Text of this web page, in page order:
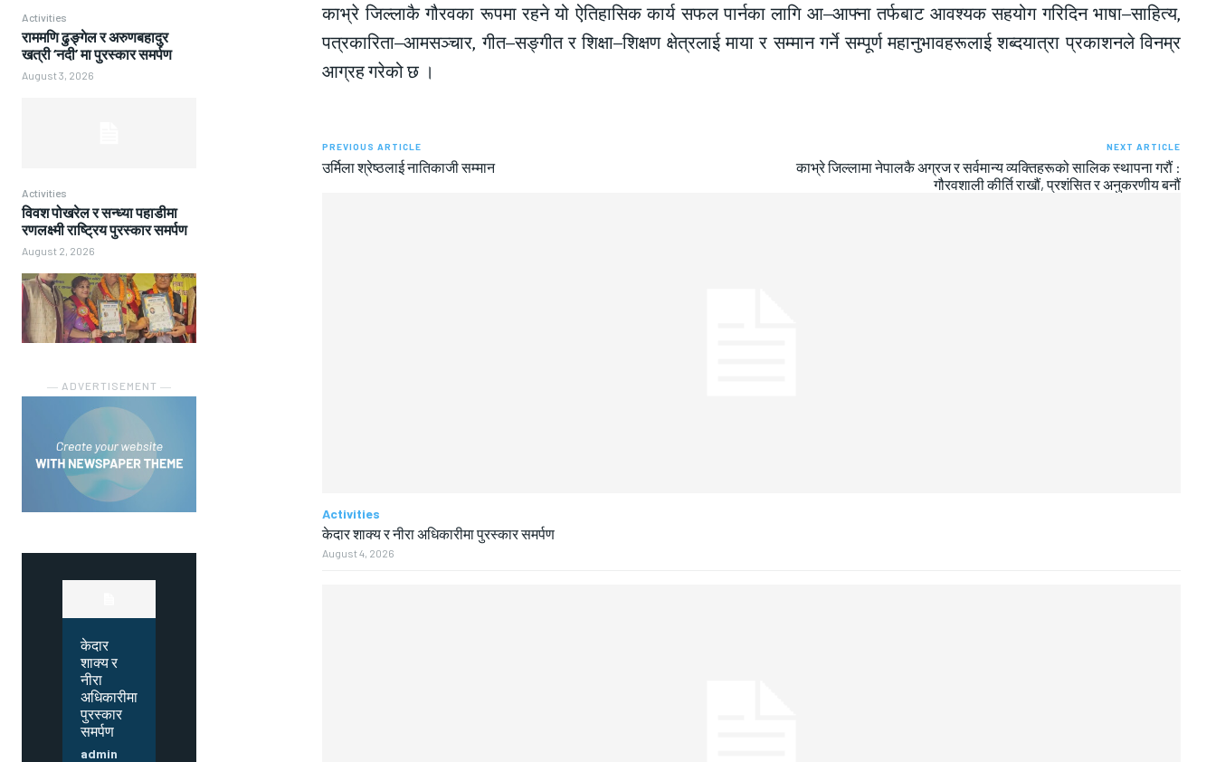
Activities
राममणि ढुङ्गेल र अरुणबहादुर
खत्री ‘नदी’ मा पुरस्कार समर्पण
August 3, 2026
Activities
विवश पोखरेल र सन्ध्या पहाडीमा
रणलक्ष्मी राष्ट्रिय पुरस्कार समर्पण
August 2, 2026
― ADVERTISEMENT ―
केदार
शाक्य र
नीरा
अधिकारीमा
पुरस्कार
समर्पण
admin
काभ्रे जिल्लाकै गौरवका रूपमा रहने यो ऐतिहासिक कार्य सफल पार्नका लागि आ–आफ्ना तर्फबाट आवश्यक सहयोग गरिदिन भाषा–साहित्य,
पत्रकारिता–आमसञ्चार, गीत–सङ्गीत र शिक्षा–शिक्षण क्षेत्रलाई माया र सम्मान गर्ने सम्पूर्ण महानुभावहरूलाई शब्दयात्रा प्रकाशनले विनम्र
आग्रह गरेको छ ।
PREVIOUS ARTICLE
उर्मिला श्रेष्ठलाई नातिकाजी सम्मान
NEXT ARTICLE
काभ्रे जिल्लामा नेपालकै अग्रज र सर्वमान्य व्यक्तिहरूको सालिक स्थापना गरौं :
गौरवशाली कीर्ति राखौं, प्रशंसित र अनुकरणीय बनौं
Activities
केदार शाक्य र नीरा अधिकारीमा पुरस्कार समर्पण
August 4, 2026